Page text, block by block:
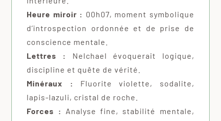
Heure miroir : 00h07, moment symbolique
d’introspection ordonnée et de prise de
conscience mentale.
Lettres :
Nelchael évoquerait logique,
discipline et quête de vérité.
Minéraux :
Fluorite violette, sodalite,
lapis-lazuli, cristal de roche.
Forces :
Analyse fine, stabilité mentale,